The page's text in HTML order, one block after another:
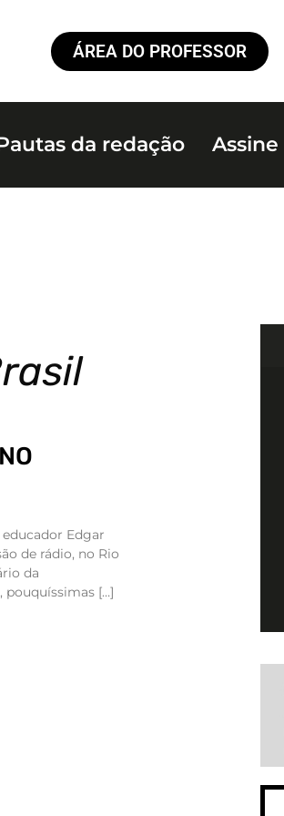
ÁREA DO PROFESSOR
da redação Assine
Edgar
de rádio, no Rio
da
pouquíssimas […]